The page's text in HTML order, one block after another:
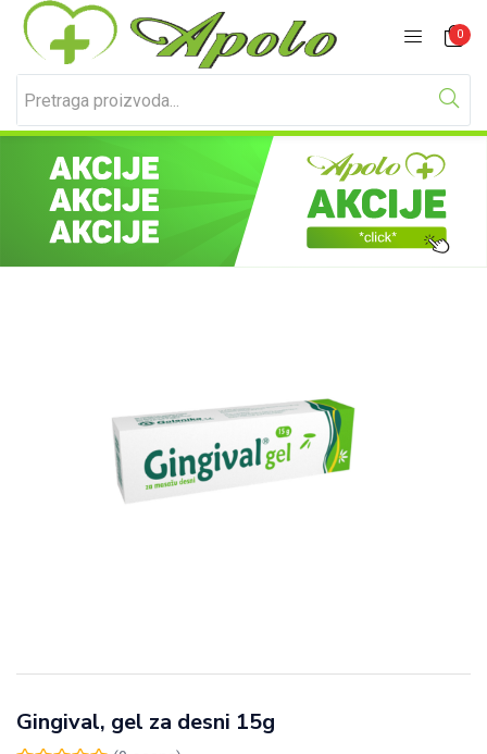
0
Prijavite se Registracija
Unesite svoje korisničko ime i lozinku za prijavu.
Izgubljena lozinka?
Gingival, gel za desni 15g